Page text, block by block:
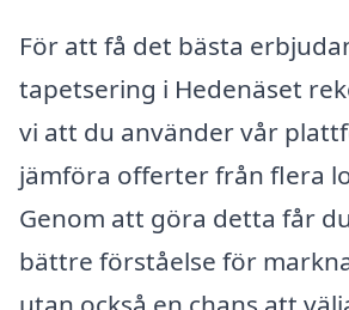
För att få det bästa
tapetsering i Hedenäset
vi att du använder vår
jämföra offerter från flera
Genom att göra detta får
bättre förståelse för